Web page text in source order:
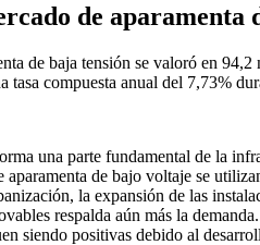
de aparamenta
de baja tensión se valoró en
tasa compuesta anual del 7,73%
una parte fundamental de la
aparamenta de bajo voltaje se
la expansión de las
respalda aún más la
siendo positivas debido al